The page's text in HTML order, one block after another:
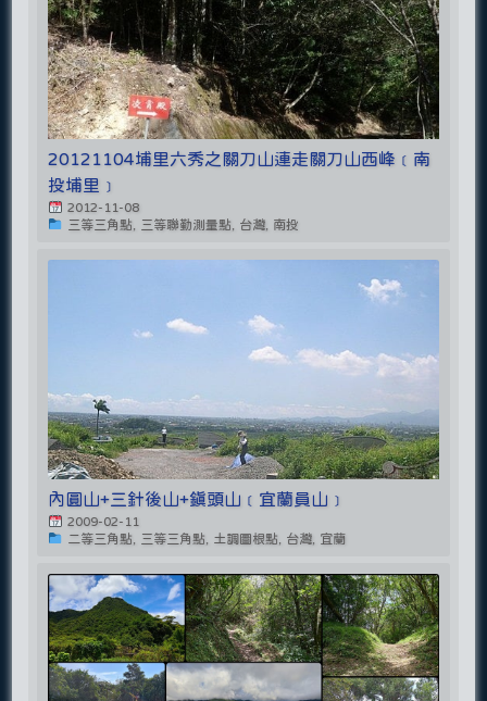
20121104埔里六秀之關刀山連走關刀山西峰﹝南
投埔里﹞
2012-11-08
三等三角點, 三等聯勤測量點, 台灣, 南投
內圓山+三針後山+鎮頭山﹝宜蘭員山﹞
2009-02-11
二等三角點, 三等三角點, 土調圖根點, 台灣, 宜蘭